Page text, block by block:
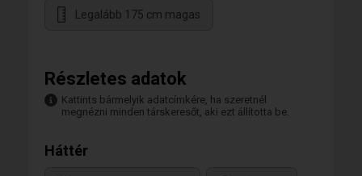
Legalább 175 cm magas
Részletes adatok
Kattints bármelyik adatcímkére, ha szeretnél
megnézni minden társkeresőt, aki ezt állította be.
Háttér